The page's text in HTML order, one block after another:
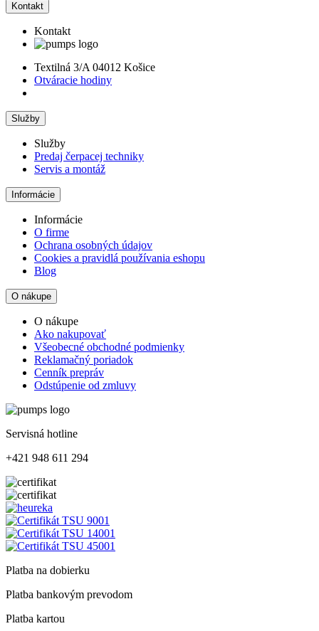
Kontakt
Kontakt
Textilná 3/A 04012 Košice
Otváracie hodiny
Služby
Služby
Predaj čerpacej techniky
Servis a montáž
Informácie
Informácie
O firme
Ochrana osobných údajov
Cookies a pravidlá používania eshopu
Blog
O nákupe
O nákupe
Ako nakupovať
Všeobecné obchodné podmienky
Reklamačný poriadok
Cenník prepráv
Odstúpenie od zmluvy
Servisná hotline
+421 948 611 294
Platba na dobierku
Platba bankovým prevodom
Platba kartou